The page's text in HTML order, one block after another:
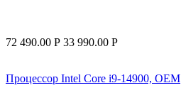
72 490.00 Р 33 990.00 Р
Процессор Intel Core i9-14900, OEM